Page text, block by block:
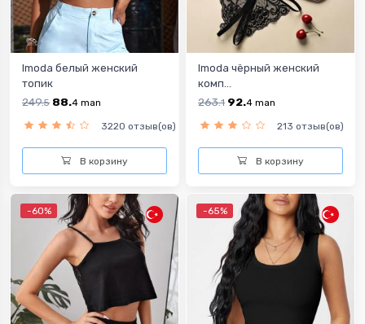
Imoda белый женский
топик
249.5 88.4 man
3220 отзыв(ов)
В корзину
Imoda чёрный женский
комп...
263.1 92.4 man
213 отзыв(ов)
В корзину
-60% -65%